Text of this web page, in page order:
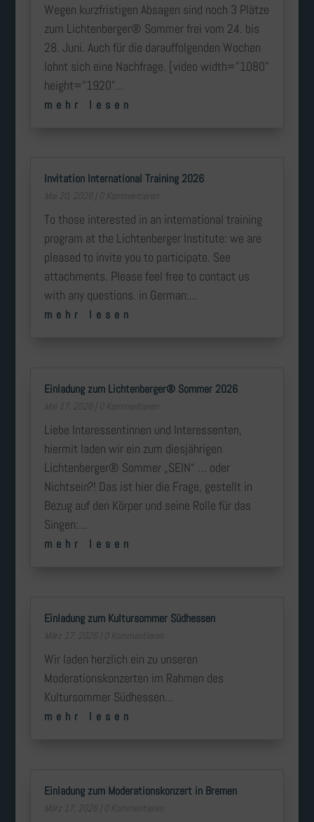
Wegen kurzfristigen Absagen sind noch 3 Plätze
zum Lichtenberger® Sommer frei vom 24. bis
28. Juni. Auch für die darauffolgenden Wochen
lohnt sich eine Nachfrage. [video width="1080"
height="1920"...
mehr lesen
Invitation International Training 2026
Mai 20, 2026 | 0 Kommentieren
To those interested in an international training
program at the Lichtenberger Institute: we are
pleased to invite you to participate. See
attachments. Please feel free to contact us
with any questions. in German:...
mehr lesen
Einladung zum Lichtenberger® Sommer 2026
Mai 17, 2026 | 0 Kommentieren
Liebe Interessentinnen und Interessenten,
hiermit laden wir ein zum diesjährigen
Lichtenberger® Sommer „SEIN“ … oder
Nichtsein?! Das ist hier die Frage, gestellt in
Bezug auf den Körper und seine Rolle für das
Singen:...
mehr lesen
Einladung zum Kultursommer Südhessen
März 17, 2026 | 0 Kommentieren
Wir laden herzlich ein zu unseren
Moderationskonzerten im Rahmen des
Kultursommer Südhessen…
mehr lesen
Einladung zum Moderationskonzert in Bremen
März 17, 2026 | 0 Kommentieren